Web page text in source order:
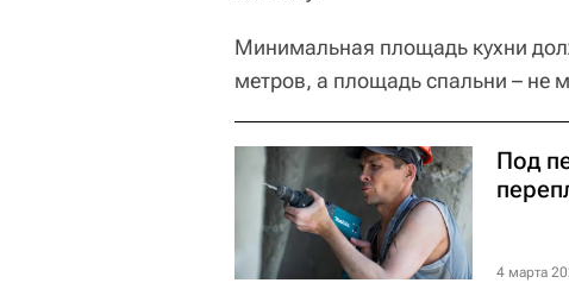
Минимальная площадь кухни
метров, а площадь спальни – не
Под
4 марта